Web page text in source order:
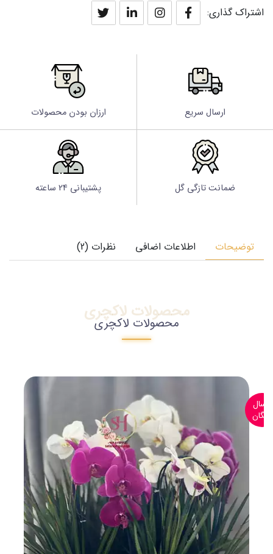
اشتراک گذاری:
ارسال سریع ارزان بودن محصولات
ضمانت تازگی گل پشتیبانی 24 ساعته
توضیحات اطلاعات اضافی نظرات (2)
محصولات لاکچری
محصولات لاکچری
ارسال
رایگان